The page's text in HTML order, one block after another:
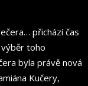
přichází čas
toho
byla právě nová
Kučery,